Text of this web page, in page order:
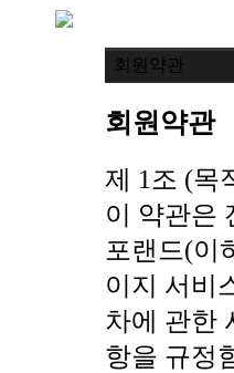
회원약관
회원약관
제 1조 (목
이 약관은
포랜드(이
이지 서비
차에 관한
항을 규정